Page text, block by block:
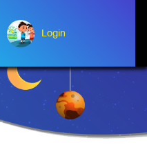
Login
Login